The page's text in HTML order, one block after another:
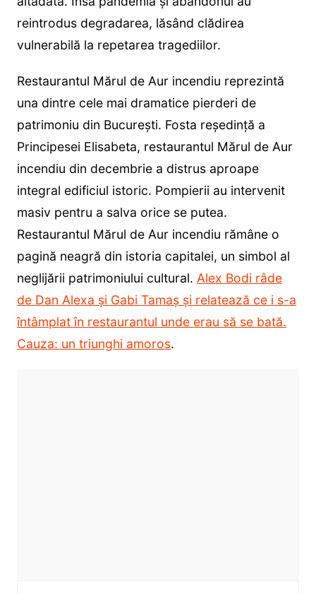
reintrodus degradarea, lăsând clădirea
vulnerabilă la repetarea tragediilor.
Restaurantul Mărul de Aur incendiu reprezintă
una dintre cele mai dramatice pierderi de
patrimoniu din București. Fosta reședință a
Principesei Elisabeta, restaurantul Mărul de Aur
incendiu din decembrie a distrus aproape
integral edificiul istoric. Pompierii au intervenit
masiv pentru a salva orice se putea.
Restaurantul Mărul de Aur incendiu rămâne o
pagină neagră din istoria capitalei, un simbol al
neglijării patrimoniului cultural. Alex Bodi râde
de Dan Alexa și Gabi Tamaș și relatează ce i s-a
întâmplat în restaurantul unde erau să se bată.
Cauza: un triunghi amoros.